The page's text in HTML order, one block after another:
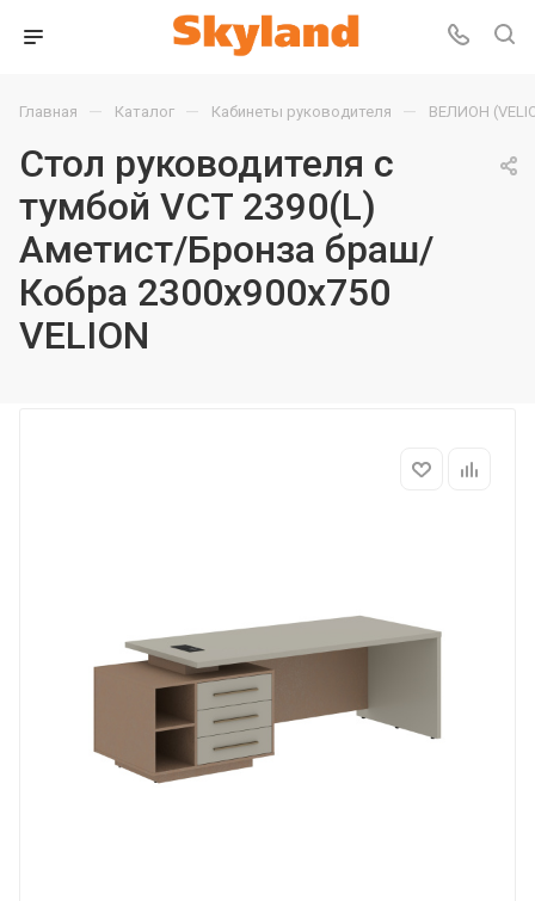
Главная — Каталог — Кабинеты руководителя — ВЕЛИОН
Стол руководителя с
тумбой VCT 2390(L)
Аметист/Бронза браш/
Кобра 2300х900х750
VELION